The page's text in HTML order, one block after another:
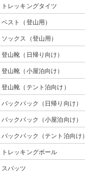
トレッキングタイツ
ベスト（登山用）
ソックス（登山用）
登山靴（日帰り向け）
登山靴（小屋泊向け）
登山靴（テント泊向け）
バックパック（日帰り向け）
バックパック（小屋泊向け）
バックパック（テント泊向け）
トレッキングポール
スパッツ